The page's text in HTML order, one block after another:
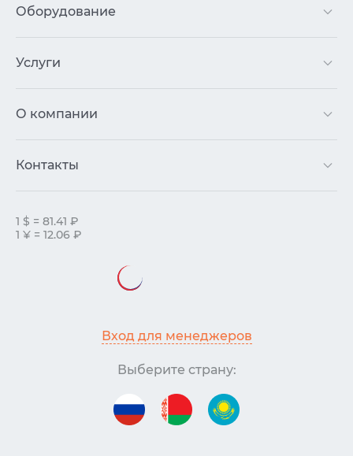
Оборудование
Услуги
О компании
Контакты
1 $ = 81.41 ₽
1 ¥ = 12.06 ₽
Вход для менеджеров
Выберите страну: